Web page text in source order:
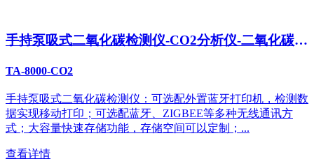
手持泵吸式二氧化碳检测仪-CO2分析仪-二氧化碳探
TA-8000-CO2
手持泵吸式二氧化碳检测仪：可选配外置蓝牙打印机，检测数
据实现移动打印；可选配蓝牙、ZIGBEE等多种无线通讯方
式；大容量快速存储功能，存储空间可以定制；...
查看详情